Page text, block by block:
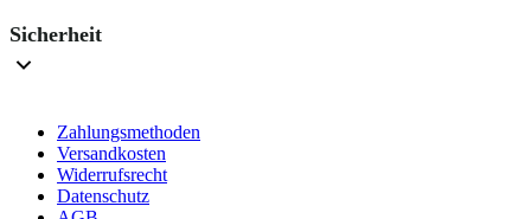
Sicherheit
Zahlungsmethoden
Versandkosten
Widerrufsrecht
Datenschutz